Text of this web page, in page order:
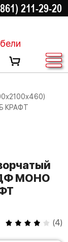
211-29-20
КРАФТ
МОНО
(4)